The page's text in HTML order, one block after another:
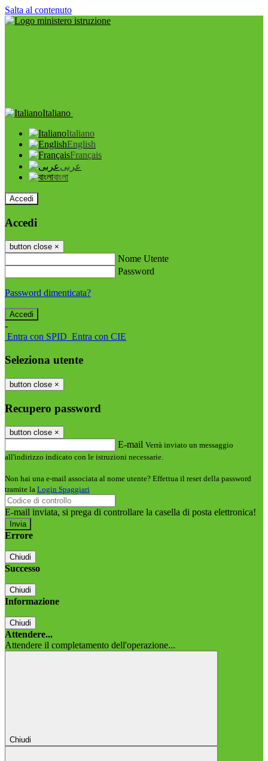
Salta al contenuto
Italiano
Italiano
English
Français
عربى
বাংলা
Accedi
Accedi
button close ×
Nome Utente
Password
Password dimenticata?
-
Entra con SPID Entra con CIE
Seleziona utente
button close ×
Recupero password
button close ×
E-mail Verrà inviato un messaggio
all'indirizzo indicato con le istruzioni necessarie.
Non hai una e-mail associata al nome utente? Effettua il reset della password
tramite la Login Spaggiari
E-mail inviata, si prega di controllare la casella di posta elettronica!
Errore
Chiudi
Successo
Chiudi
Informazione
Chiudi
Attendere...
Attendere il completamento dell'operazione...
Chiudi